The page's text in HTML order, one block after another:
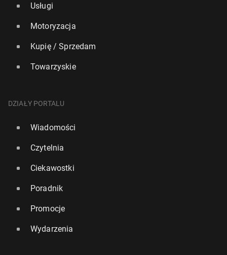
Usługi
Motoryzacja
Kupię / Sprzedam
Towarzyskie
DZIAŁY PORTALU
Wiadomości
Czytelnia
Ciekawostki
Poradnik
Promocje
Wydarzenia